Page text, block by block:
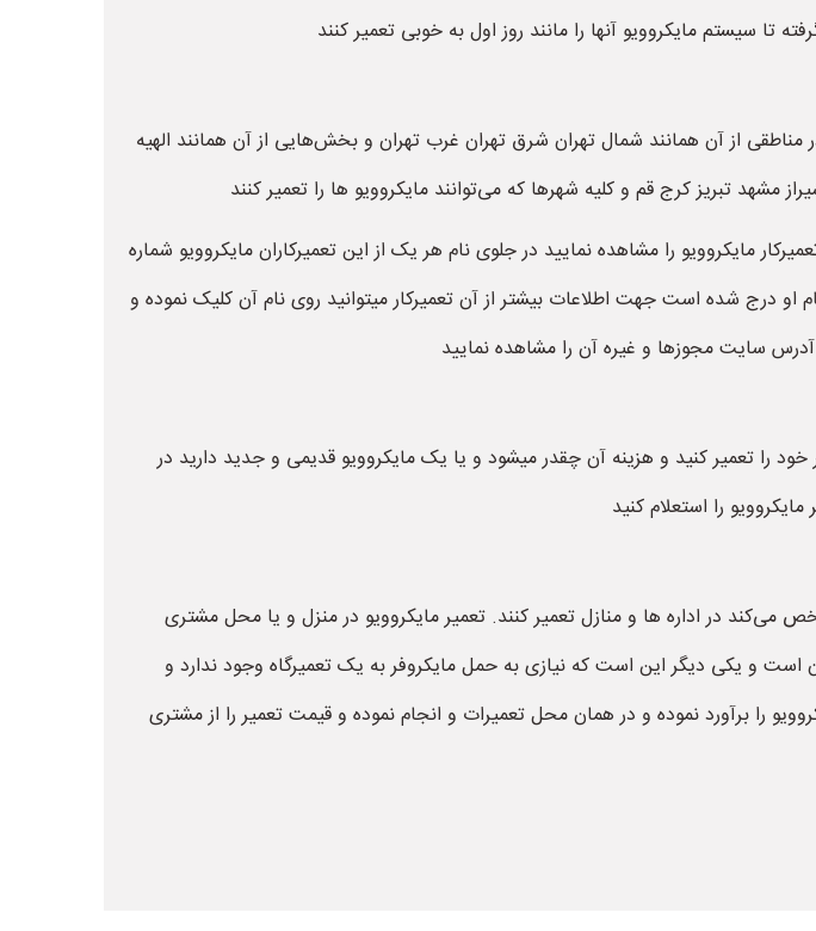
تا سیستم مایکروویو آنها را مانند روز اول به خوبی تعمیر کنند
مناطقی از آن همانند شمال تهران شرق تهران غرب تهران و بخش‌هایی از آن همانند الهیه
تبریز کرج قم و کلیه شهرها که می‌توانند مایکروویو ها را تعمیر کنند
مایکروویو را مشاهده نمایید در جلوی نام هر یک از این تعمیرکاران مایکروویو شماره
درج شده است جهت اطلاعات بیشتر از آن تعمیرکار میتوانید روی نام آن کلیک نموده و
سایت مجوزها و غیره آن را مشاهده نمایید
را تعمیر کنید و هزینه آن چقدر میشود و یا یک مایکروویو قدیمی و جدید دارید در
را استعلام کنید
می‌کند در اداره ها و منازل تعمیر کنند. تعمیر مایکروویو در منزل و یا محل مشتری
است و یکی دیگر این است که نیازی به حمل مایکروفر به یک تعمیرگاه وجود ندارد و
را برآورد نموده و در همان محل تعمیرات و انجام نموده و قیمت تعمیر را از مشتری